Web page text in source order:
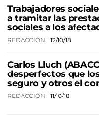
Trabajadores
a tramitar las
sociales a los
REDACCIÓN 12/10/18
Carlos Lluch
desperfectos que
seguro y otros el
REDACCIÓN 11/10/18